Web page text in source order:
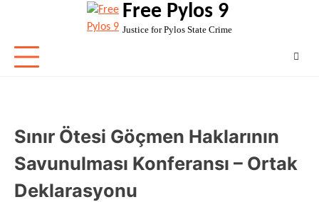
Free Pylos 9
Justice for Pylos State Crime
Sınır Ötesi Göçmen Haklarının
Savunulması Konferansı – Ortak
Deklarasyonu